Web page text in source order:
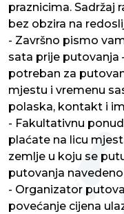
praznicima. Sadržaj
bez obzira na
- Završno pismo
sata prije putovanja
potreban za
mjestu i vremenu
polaska, kontakt i
- Fakultativnu
plaćate na licu
zemlje u koju se
putovanja
- Organizator
povećanje cijena